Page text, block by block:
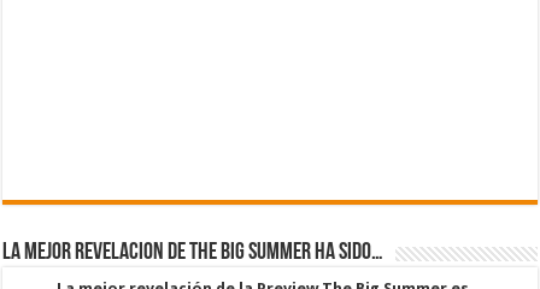
La mejor revelacion de The Big Summer ha sido…